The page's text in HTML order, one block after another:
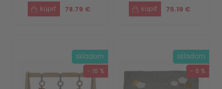
78.79 € 75.19 €
skladom
- 16 %
skladom
- 6 %